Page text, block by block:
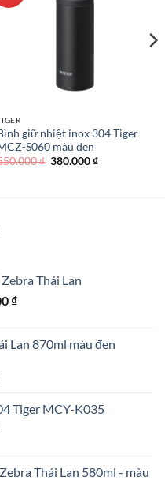
giữ nhiệt inox 304 Tiger
S060 màu đen
₫ Giá
380.000₫Giá
Thái Lan
₫.
₫Giá
là:
Lan 870ml màu đen
Tiger MCY-K035
Thái Lan 580ml - màu